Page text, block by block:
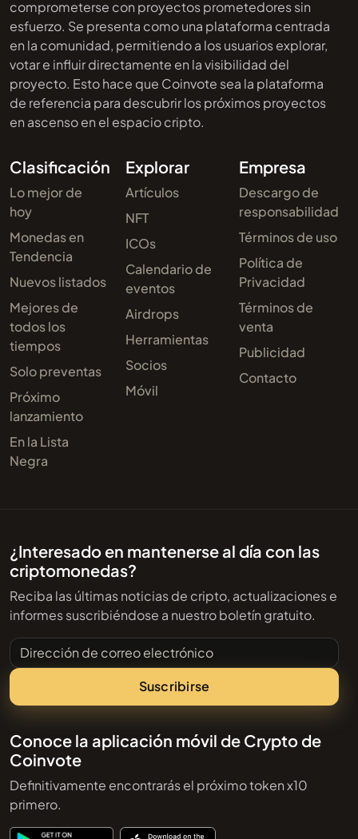
comprometerse con proyectos prometedores sin
esfuerzo. Se presenta como una plataforma centrada
en la comunidad, permitiendo a los usuarios explorar,
votar e influir directamente en la visibilidad del
proyecto. Esto hace que Coinvote sea la plataforma
de referencia para descubrir los próximos proyectos
en ascenso en el espacio cripto.
Clasificación
Lo mejor de
hoy
Monedas en
Tendencia
Nuevos listados
Mejores de
todos los
tiempos
Solo preventas
Próximo
lanzamiento
En la Lista
Negra
Explorar
Artículos
NFT
ICOs
Calendario de
eventos
Airdrops
Herramientas
Socios
Móvil
Empresa
Descargo de
responsabilidad
Términos de uso
Política de
Privacidad
Términos de
venta
Publicidad
Contacto
¿Interesado en mantenerse al día con las
criptomonedas?
Reciba las últimas noticias de cripto, actualizaciones e
informes suscribiéndose a nuestro boletín gratuito.
Dirección de correo electrónico
Suscribirse
Conoce la aplicación móvil de Crypto de
Coinvote
Definitivamente encontrarás el próximo token x10
primero.